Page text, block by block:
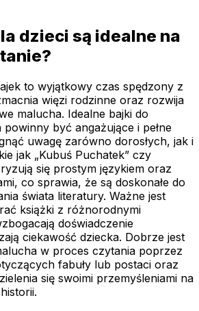
dzieci są idealne na
to wyjątkowy czas spędzony z
więzi rodzinne oraz rozwija
malucha. Idealne bajki do
być angażujące i pełne
uwagę zarówno dorosłych, jak i
jak „Kubuś Puchatek” czy
się prostym językiem oraz
co sprawia, że są doskonałe do
świata literatury. Ważne jest
książki z różnorodnymi
doświadczenie
ciekawość dziecka. Dobrze jest
w proces czytania poprzez
fabuły lub postaci oraz
się swoimi przemyśleniami na